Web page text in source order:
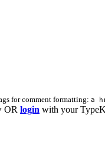
for comment formatting: a
OR login with your